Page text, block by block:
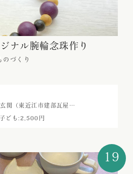
ナル腕輪念珠作り
のづくり
関（東近江市建部瓦屋…
子ども:2,500円
19